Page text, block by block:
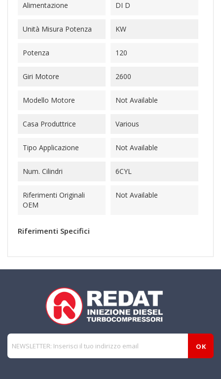
Alimentazione DI D
Unità Misura Potenza KW
Potenza 120
Giri Motore 2600
Modello Motore Not Available
Casa Produttrice Various
Tipo Applicazione Not Available
Num. Cilindri 6CYL
Riferimenti Originali
OEM
Not Available
Riferimenti Specifici